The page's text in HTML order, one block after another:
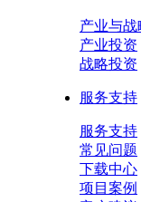
产业与战
产业投资
战略投资
服务支持
服务支持
常见问题
下载中心
项目案例